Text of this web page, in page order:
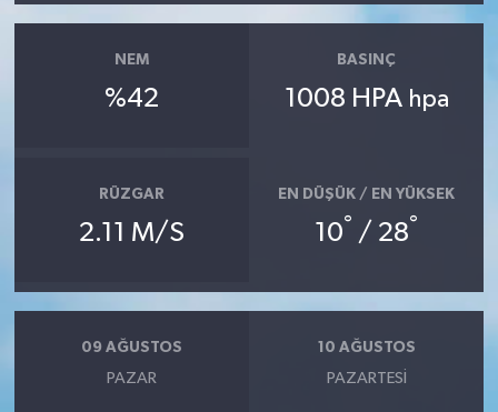
NEM
%42
BASINÇ
1008 HPA hpa
RÜZGAR
2.11 M/S
EN DÜŞÜK / EN YÜKSEK
10° / 28°
09 AĞUSTOS
PAZAR
10 AĞUSTOS
PAZARTESI